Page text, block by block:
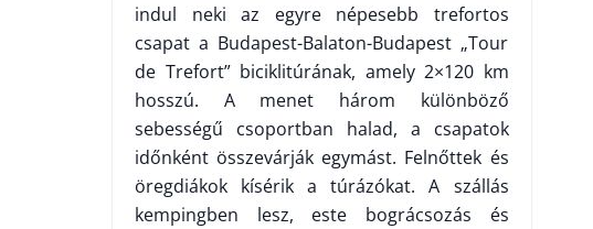
indul neki az egyre népesebb trefortos
csapat a Budapest-Balaton-Budapest „Tour
de Trefort” biciklitúrának, amely 2×120 km
hosszú. A menet három különböző
sebességű csoportban halad, a csapatok
időnként összevárják egymást. Felnőttek és
öregdiákok kísérik a túrázókat. A szállás
kempingben lesz, este bográcsozás és